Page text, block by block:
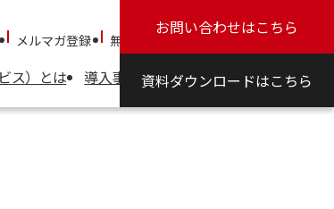
メルマガ登録 無料体験 パートナー制度について
ス）とは 導入事例 料金 セミナー コラム
お問い合わせはこちら
資料ダウンロードはこちら